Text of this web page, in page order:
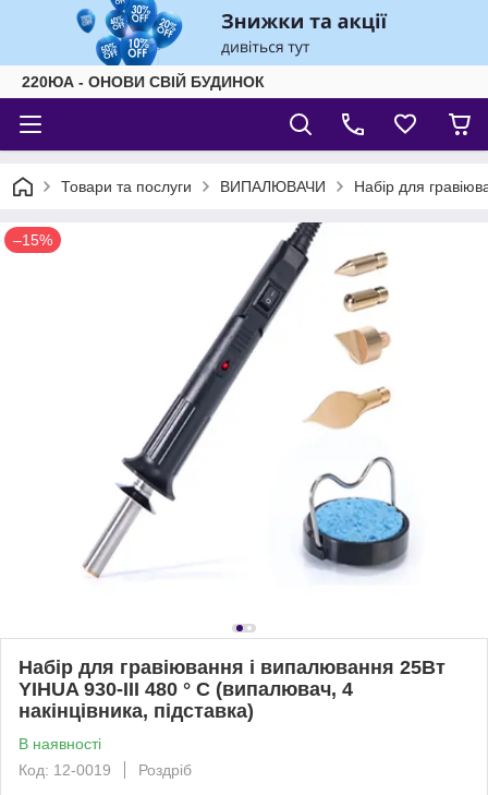
220ЮА - ОНОВИ СВІЙ БУДИНОК
Товари та послуги ВИПАЛЮВАЧИ Набір для
–15%
Набір для гравіювання і випалювання 25Вт
YIHUA 930-III 480 ° C (випалювач, 4
накінцівника, підставка)
В наявності
Код: 12-0019
Роздріб